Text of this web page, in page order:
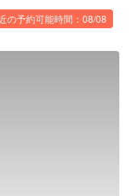
の予約可能時間：08/08